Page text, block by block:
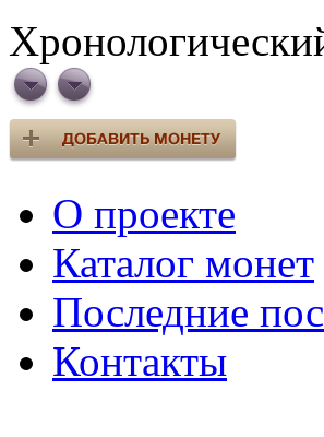
О проекте
Каталог монет
Последние
Контакты